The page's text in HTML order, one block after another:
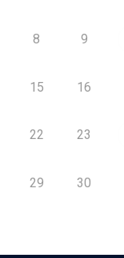
8 9
15 16
22 23
29 30